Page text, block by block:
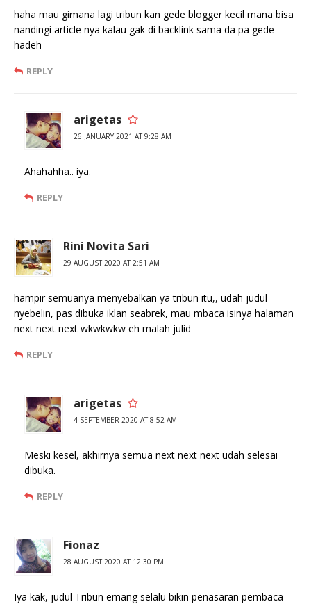
haha mau gimana lagi tribun kan gede blogger kecil mana bisa
nandingi article nya kalau gak di backlink sama da pa gede
hadeh
REPLY
arigetas
26 JANUARY 2021 AT 9:28 AM
Ahahahha.. iya.
REPLY
Rini Novita Sari
29 AUGUST 2020 AT 2:51 AM
hampir semuanya menyebalkan ya tribun itu,, udah judul
nyebelin, pas dibuka iklan seabrek, mau mbaca isinya halaman
next next next wkwkwkw eh malah julid
REPLY
arigetas
4 SEPTEMBER 2020 AT 8:52 AM
Meski kesel, akhirnya semua next next next udah selesai
dibuka.
REPLY
Fionaz
28 AUGUST 2020 AT 12:30 PM
Iya kak, judul Tribun emang selalu bikin penasaran pembaca